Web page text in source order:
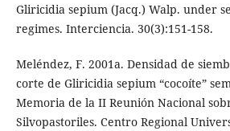
Gliricidia sepium (Jacq.) Walp. under
regimes. Interciencia. 30(3):151-158.
Meléndez, F. 2001a. Densidad de
corte de Gliricidia sepium “cocoíte”
Memoria de la II Reunión Nacional
Silvopastoriles. Centro Regional